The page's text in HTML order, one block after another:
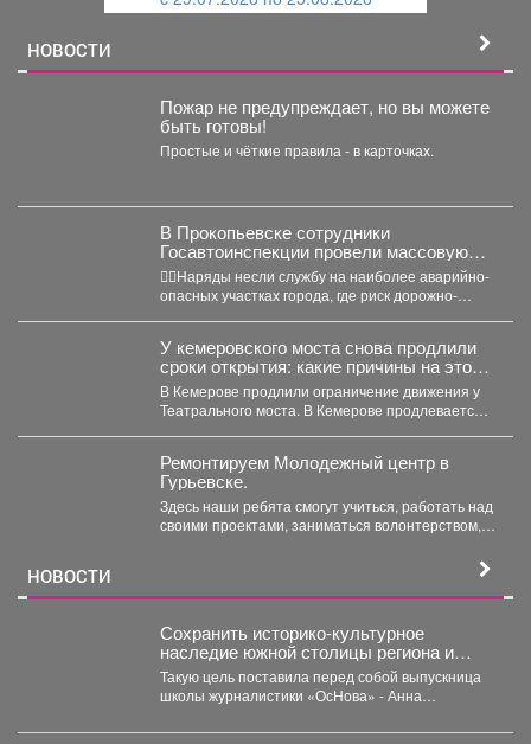
НОВОСТИ
Пожар не предупреждает, но вы можете
быть готовы!
Простые и чёткие правила - в карточках.
В Прокопьевске сотрудники
Госавтоинспекции провели массовую
проверку водителей
👮‍♂Наряды несли службу на наиболее аварийно-
опасных участках города, где риск дорожно-
У кемеровского моста снова продлили
сроки открытия: какие причины на этот
раз
В Кемерове продлили ограничение движения у
Театрального моста. В Кемерове продлевается
Ремонтируем Молодежный центр в
Гурьевске.
Здесь наши ребята смогут учиться, работать над
своими проектами, заниматься волонтерством,
НОВОСТИ
Сохранить историко-культурное
наследие южной столицы региона и
создать доступную среду.
Такую цель поставила перед собой выпускница
школы журналистики «ОсНова» - Анна